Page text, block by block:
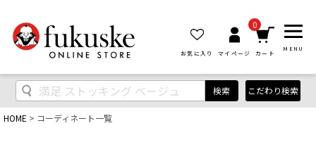
お気に入り マイページ
0
カート
MENU
検索 こだわり検索
HOME コーディネート一覧